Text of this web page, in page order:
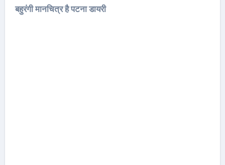
बहुरंगी मानचित्र है पटना डायरी